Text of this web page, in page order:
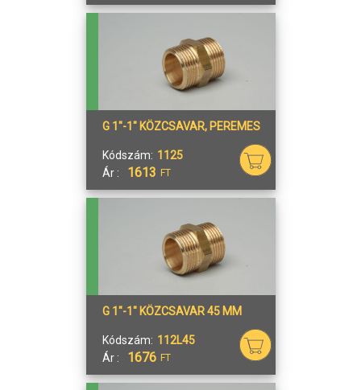
G 1"-1" KÖZCSAVAR, PEREMES
Kódszám: 1125
Ár :
1613 FT
G 1"-1" KÖZCSAVAR 45 MM
Kódszám: 112L45
Ár :
1676 FT